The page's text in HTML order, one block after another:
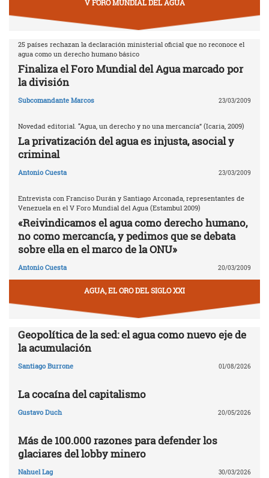
V FORO MUNDIAL DEL AGUA
25 países rechazan la declaración ministerial oficial que no reconoce el
agua como un derecho humano básico
Finaliza el Foro Mundial del Agua marcado por
la división
Subcomandante Marcos 23/03/2009
Novedad editorial. “Agua, un derecho y no una mercancía” (Icaria, 2009)
La privatización del agua es injusta, asocial y
criminal
Antonio Cuesta 23/03/2009
Entrevista con Franciso Durán y Santiago Arconada, representantes de
Venezuela en el V Foro Mundial del Agua (Estambul 2009)
«Reivindicamos el agua como derecho humano,
no como mercancía, y pedimos que se debata
sobre ella en el marco de la ONU»
Antonio Cuesta 20/03/2009
AGUA, EL ORO DEL SIGLO XXI
Geopolítica de la sed: el agua como nuevo eje de
la acumulación
Santiago Burrone 01/08/2026
La cocaína del capitalismo
Gustavo Duch 20/05/2026
Más de 100.000 razones para defender los
glaciares del lobby minero
Nahuel Lag 30/03/2026